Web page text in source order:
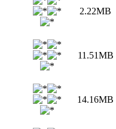
2.22MB
11.51MB
14.16MB